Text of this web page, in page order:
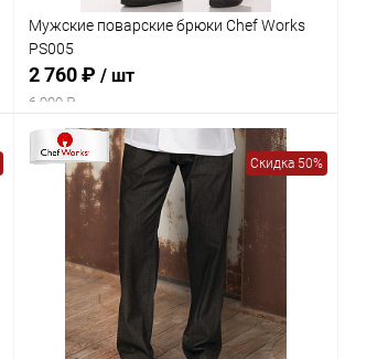
Мужские поварские брюки Chef Works
PS005
2 760 ₽ / шт
6 900 ₽
Скидка 50%